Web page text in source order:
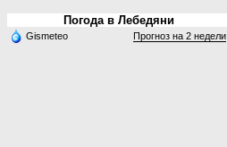
Погода в Лебедяни
Gismeteo Прогноз на 2 недели